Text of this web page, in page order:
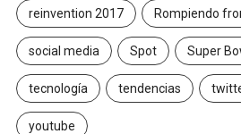
reinvention 2017 Rompiendo
social media Spot Super
tecnología tendencias
youtube